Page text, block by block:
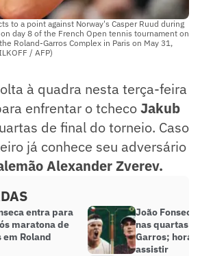
to a point against Norway's Casper Ruud during
day 8 of the French Open tennis tournament on
Roland-Garros Complex in Paris on May 31,
/ AFP)
à quadra nesta terça-feira
enfrentar o tchecoJakub
de final do torneio. Caso
já conhece seu adversário
Alexander Zverev.
entra para
maratona de
em Roland
João Fonseca
nas quartas
Garros;
assistir